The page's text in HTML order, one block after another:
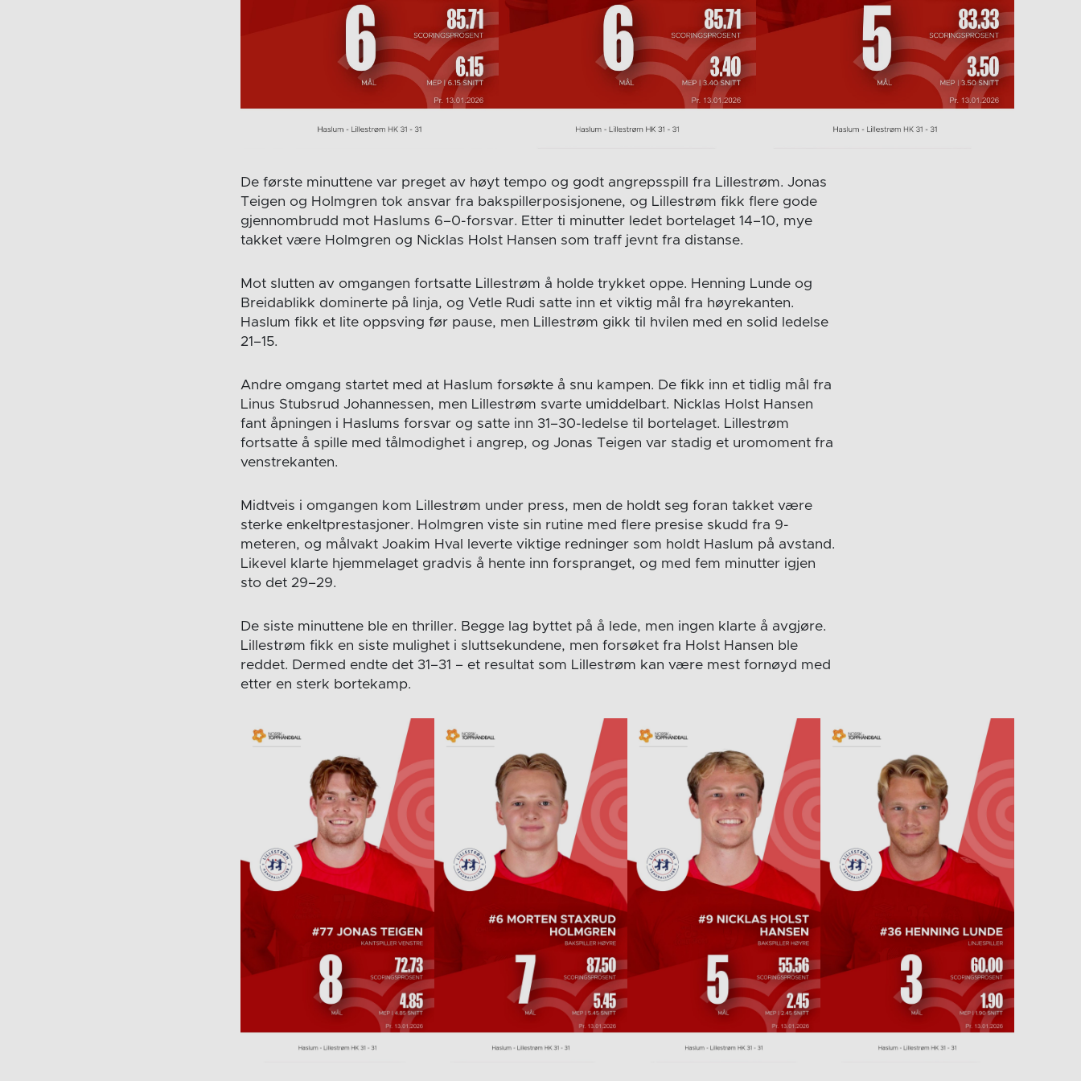
De første minuttene var preget av høyt tempo og godt angrepsspill fra Lillestrøm. Jonas
Teigen og Holmgren tok ansvar fra bakspillerposisjonene, og Lillestrøm fikk flere gode
gjennombrudd mot Haslums 6–0-forsvar. Etter ti minutter ledet bortelaget 14–10, mye
takket være Holmgren og Nicklas Holst Hansen som traff jevnt fra distanse.
Mot slutten av omgangen fortsatte Lillestrøm å holde trykket oppe. Henning Lunde og
Breidablikk dominerte på linja, og Vetle Rudi satte inn et viktig mål fra høyrekanten.
Haslum fikk et lite oppsving før pause, men Lillestrøm gikk til hvilen med en solid ledelse
21–15.
Andre omgang startet med at Haslum forsøkte å snu kampen. De fikk inn et tidlig mål fra
Linus Stubsrud Johannessen, men Lillestrøm svarte umiddelbart. Nicklas Holst Hansen
fant åpningen i Haslums forsvar og satte inn 31–30-ledelse til bortelaget. Lillestrøm
fortsatte å spille med tålmodighet i angrep, og Jonas Teigen var stadig et uromoment fra
venstrekanten.
Midtveis i omgangen kom Lillestrøm under press, men de holdt seg foran takket være
sterke enkeltprestasjoner. Holmgren viste sin rutine med flere presise skudd fra 9-
meteren, og målvakt Joakim Hval leverte viktige redninger som holdt Haslum på avstand.
Likevel klarte hjemmelaget gradvis å hente inn forspranget, og med fem minutter igjen
sto det 29–29.
De siste minuttene ble en thriller. Begge lag byttet på å lede, men ingen klarte å avgjøre.
Lillestrøm fikk en siste mulighet i sluttsekundene, men forsøket fra Holst Hansen ble
reddet. Dermed endte det 31–31 – et resultat som Lillestrøm kan være mest fornøyd med
etter en sterk bortekamp.